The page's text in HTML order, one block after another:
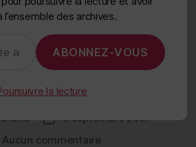
n’ont pas
dans le
Post6 septembre 2021
Aucun commentairesur
l’ensemble des archives.
ABONNEZ-VOUS
la lecture